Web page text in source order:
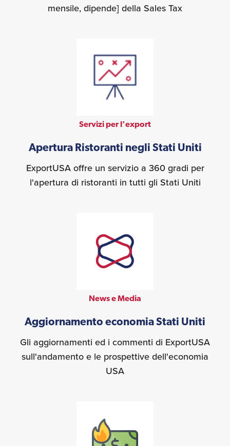
mensile, dipende] della Sales Tax
Servizi per l'export
Apertura Ristoranti negli Stati Uniti
ExportUSA offre un servizio a 360 gradi per
l'apertura di ristoranti in tutti gli Stati Uniti
News e Media
Aggiornamento economia Stati Uniti
Gli aggiornamenti ed i commenti di ExportUSA
sull'andamento e le prospettive dell'economia
USA